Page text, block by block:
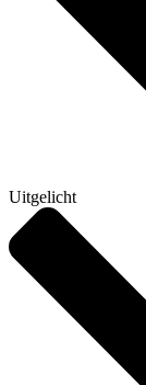
Uitgelicht